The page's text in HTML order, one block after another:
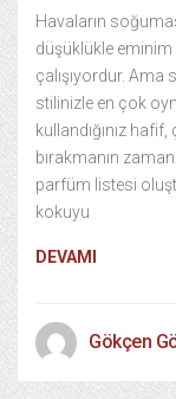
Havaların
düşüklükle eminim
çalışıyordur. Ama
stilinizle en çok
kullandığınız
bırakmanın
parfüm listesi
kokuyu
DEVAMI
Gökçen